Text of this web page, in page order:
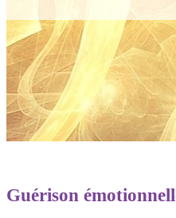
Guérison